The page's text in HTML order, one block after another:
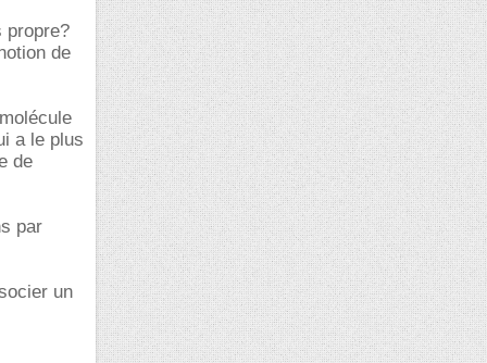
propre?
de
a le plus
de
par
un